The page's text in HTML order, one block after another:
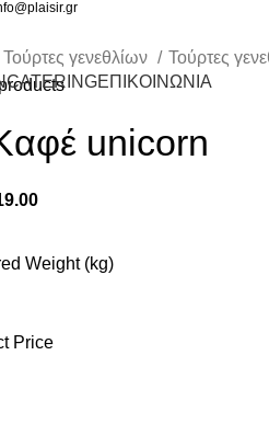
CATERINGΕΠΙΚΟΙΝΩΝΙΑ
Τούρτες γενεθλίων Τούρτες
unicorn
Weight (kg)
Price